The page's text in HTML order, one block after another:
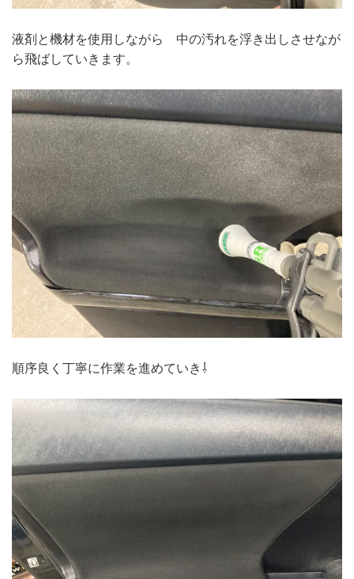
液剤と機材を使用しながら 中の汚れを浮き出しさせなが
ら飛ばしていきます。
順序良く丁寧に作業を進めていき⇩